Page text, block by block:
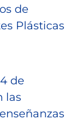
de
Plásticas
de
las